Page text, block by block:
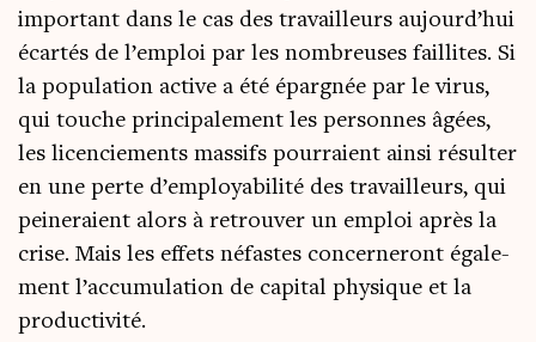
impor­tant dans le cas des tra­vailleurs aujourd’hui
écar­tés de l’emploi par les nom­breuses faillites. Si
la popu­la­tion active a été épar­gnée par le virus,
qui touche prin­ci­pa­le­ment les per­sonnes âgées,
les licen­cie­ments mas­sifs pour­raient ain­si résul­ter
en une perte d’employabilité des tra­vailleurs, qui
pei­ne­raient alors à retrou­ver un emploi après la
crise. Mais les effets néfastes concer­ne­ront éga­le­
ment l’accumulation de capi­tal phy­sique et la
productivité.